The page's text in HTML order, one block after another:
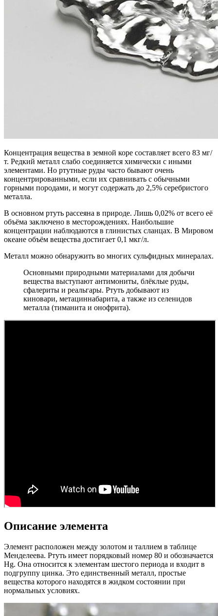
Концентрация вещества в земной коре составляет всего 83 мг/
т. Редкий металл слабо соединяется химически с иными
элементами. Но ртутные руды часто бывают очень
концентрированными, если их сравнивать с обычными
горными породами, и могут содержать до 2,5% серебристого
металла.
В основном ртуть рассеяна в природе. Лишь 0,02% от всего её
объёма заключено в месторождениях. Наибольшие
концентрации наблюдаются в глинистых сланцах. В Мировом
океане объём вещества достигает 0,1 мкг/л.
Металл можно обнаружить во многих сульфидных минералах.
Основными природными материалами для добычи
вещества выступают антимониты, блёклые руды,
сфалериты и реальгары. Ртуть добывают из
киновари, метациннабарита, а также из селенидов
металла (тиманита и онофрита).
Описание элемента
Элемент расположен между золотом и таллием в таблице
Менделеева. Ртуть имеет порядковый номер 80 и обозначается
Hg. Она относится к элементам шестого периода и входит в
подгруппу цинка. Это единственный металл, простые
вещества которого находятся в жидком состоянии при
нормальных условиях.